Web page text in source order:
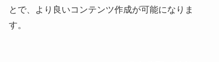
とで、より良いコンテンツ作成が可能になりま
す。